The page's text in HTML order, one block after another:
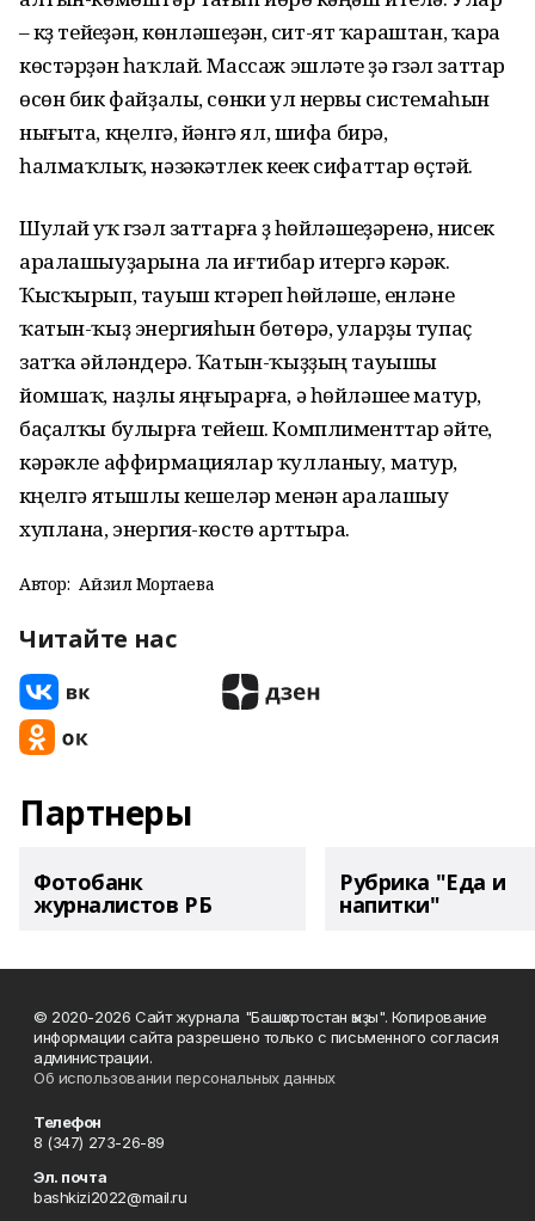
– күҙ тейеүҙән, көнләшеүҙән, сит-ят ҡараштан, ҡара
көстәрҙән һаҡлай. Массаж эшләтеү ҙә гүзәл заттар
өсөн бик файҙалы, сөнки ул нервы системаһын
нығыта, күңелгә, йәнгә ял, шифа бирә,
һалмаҡлыҡ, нәзәкәтлек кеүек сифаттар өҫтәй.
Шулай уҡ гүзәл заттарға үҙ һөйләшеүҙәренә, нисек
аралашыуҙарына ла иғтибар итергә кәрәк.
Ҡысҡырып, тауыш күтәреп һөйләшеү, енләнеү
ҡатын-ҡыҙ энергияһын бөтөрә, уларҙы тупаҫ
затҡа әйләндерә. Ҡатын-ҡыҙҙың тауышы
йомшаҡ, наҙлы яңғырарға, ә һөйләшеүе матур,
баҫалҡы булырға тейеш. Комплименттар әйтеү,
кәрәкле аффирмациялар ҡулланыу, матур,
күңелгә ятышлы кешеләр менән аралашыу
хуплана, энергия-көстө арттыра.
Автор: Айзилә Мортаева
Читайте нас
Партнеры
Фотобанк
журналистов РБ
Рубрика "Еда и
напитки"
© 2020-2026 Сайт журнала "Башҡортостан ҡыҙы". Копирование
информации сайта разрешено только с письменного согласия
администрации.
Об использовании персональных данных
Телефон
8 (347) 273-26-89
Эл. почта
bashkizi2022@mail.ru